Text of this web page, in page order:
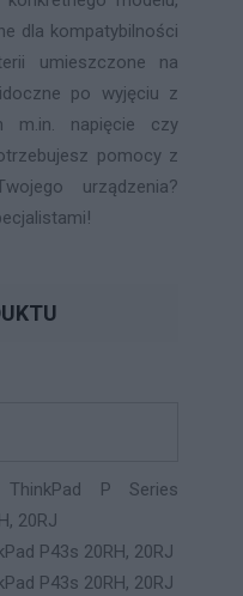
dla kompatybilności
umieszczone na
po wyjęciu z
m.in. napięcie czy
pomocy z
urządzenia?
ThinkPad P Series
20RJ
P43s 20RH, 20RJ
P43s 20RH, 20RJ